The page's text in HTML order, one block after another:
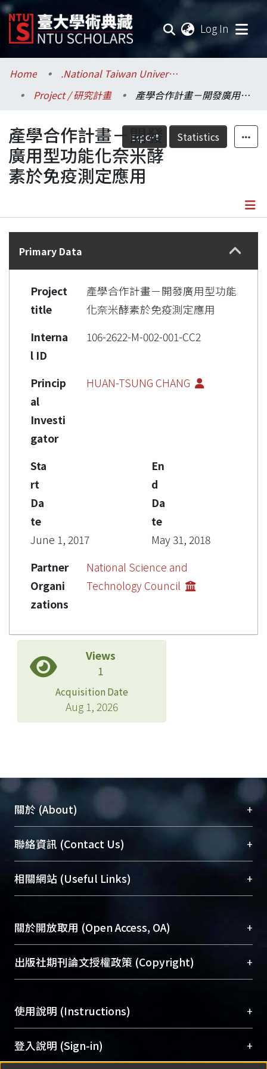
Log In
Communities & Collections
Research Outputs
Fundings & Projects
Researchers
Statistics
Home
.National Taiwan University / 國立臺灣大學
Project / 研究計畫
產學合作計畫－開發廣用型功能化奈米酵素於免疫測定應用
Export Statistics
產學合作計畫－開發
廣用型功能化奈米酵
素於免疫測定應用
Details
Primary Data
Project
title
產學合作計畫－開發廣用型功能
化奈米酵素於免疫測定應用
Interna
l ID
106-2622-M-002-001-CC2
Princip
al
Investi
gator
HUAN-TSUNG CHANG
Sta
rt
Da
te
June 1, 2017
En
d
Da
te
May 31, 2018
Partner
Organi
zations
National Science and
Technology Council
Views
1
Acquisition Date
Aug 1, 2026
關於 (About) +
臺大位居世界頂尖大學之列，為永久珍藏及向國際
展現本校豐碩的研究成果及學術能量，圖書館整合
機構典藏（NTUR）與學術庫（AH）不同功能平
台，成為臺大學術典藏NTU scholars。期能整合研
成果。
To permanently archive and promote researcher
profiles and scholarly works, Library integrates the
services of “NTU Repository” with “Academic
聯絡資訊 (Contact Us) +
總館學科館員(Main Library)
醫學圖書館學科館員(Medical Library)
Sciences Library)
相關網站 (Useful Links) +
關於開放取用 (Open Access, OA) +
開放取用是從使用者角度提升資訊取用性的社會運
動，應用在學術研究上是透過將研究著作公開供使
用逐年攀升。同時可加速研究發展、提升研究影響
Archive）平台。 （點選深入了解OA）
出版社期刊論文授權政策 (Copyright) +
含部分內容的版權非匯入者所有，或由第三方贊
助與合作完成，請確認該版權所有者及第三方同
意提供此授權。
Please represent that the submission is your
使用說明 (Instructions) +
網站簡介(Quickstart Guide)
使用手冊(Instruction Manual)
登入說明 (Sign-in) +